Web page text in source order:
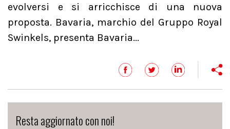
evolversi e si arricchisce di una nuova
proposta. Bavaria, marchio del Gruppo Royal
Swinkels, presenta Bavaria...
Resta aggiornato con noi!